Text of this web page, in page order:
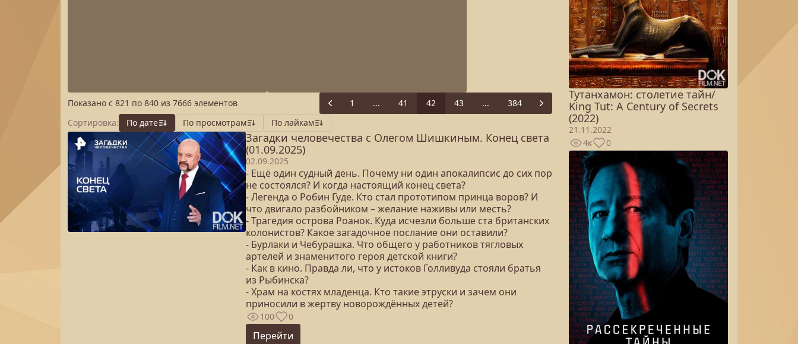
Показано с 821 по 840 из 7666 элементов Previous
1 ... 41 42 43 ... 384
Next
Сортировка:
По дате По просмотрам По лайкам
Загадки человечества с Олегом Шишкиным. Конец света
(01.09.2025)
02.09.2025
- Ещё один судный день. Почему ни один апокалипсис до сих пор
не состоялся? И когда настоящий конец света?
- Легенда о Робин Гуде. Кто стал прототипом принца воров? И
что двигало разбойником – желание наживы или месть?
- Трагедия острова Роанок. Куда исчезли больше ста британских
колонистов? Какое загадочное послание они оставили?
- Бурлаки и Чебурашка. Что общего у работников тягловых
артелей и знаменитого героя детской книги?
- Как в кино. Правда ли, что у истоков Голливуда стояли братья
из Рыбинска?
- Храм на костях младенца. Кто такие этруски и зачем они
приносили в жертву новорождённых детей?
100 0
Перейти
Тутанхамон: столетие тайн/
King Tut: A Century of Secrets
(2022)
21.11.2022
4к
0